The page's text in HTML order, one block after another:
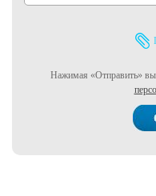
Нажимая «Отправить»